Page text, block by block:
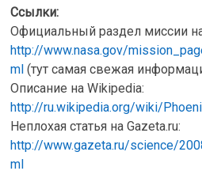
Ссылки:
Официальный раздел миссии на
http://www.nasa.gov/
ml (тут самая свежая
Описание на Wikipedia:
http://ru.wikipedia.org/wiki/
Неплохая статья на Gazeta.ru:
http://www.gazeta.ru/science/
ml